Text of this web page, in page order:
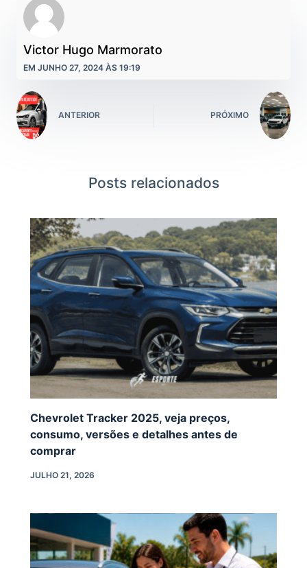
Victor Hugo Marmorato
EM JUNHO 27, 2024 ÀS 19:19
ANTERIOR PRÓXIMO
Posts relacionados
Chevrolet Tracker 2025, veja preços,
consumo, versões e detalhes antes de
comprar
JULHO 21, 2026